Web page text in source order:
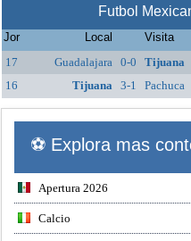
Futbol
Jor Local Visita
17
Guadalajara 0-0 Tijuana
16
Tijuana 3-1 Pachuca
⚽ Explora mas
Apertura 2026
Calcio